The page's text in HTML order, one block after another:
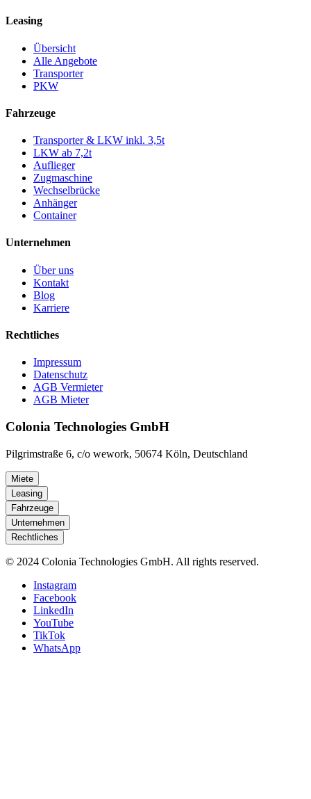
Leasing
Übersicht
Alle Angebote
Transporter
PKW
Fahrzeuge
Transporter & LKW inkl. 3,5t
LKW ab 7,2t
Auflieger
Zugmaschine
Wechselbrücke
Anhänger
Container
Unternehmen
Über uns
Kontakt
Blog
Karriere
Rechtliches
Impressum
Datenschutz
AGB Vermieter
AGB Mieter
Colonia Technologies GmbH
Pilgrimstraße 6, c/o wework, 50674 Köln, Deutschland
Miete
Leasing
Fahrzeuge
Unternehmen
Rechtliches
© 2024 Colonia Technologies GmbH. All rights reserved.
Instagram
Facebook
LinkedIn
YouTube
TikTok
WhatsApp